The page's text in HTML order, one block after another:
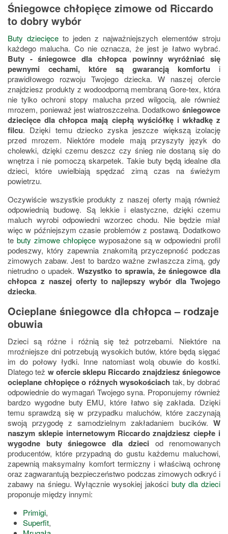
Śniegowce chłopięce zimowe od Riccardo
to dobry wybór
Buty dziecięce to jeden z najważniejszych elementów stroju
każdego malucha. Co nie oznacza, że jest je łatwo wybrać.
Buty - śniegowce dla chłopca powinny wyróżniać się
pewnymi cechami, które są gwarancją komfortu i
prawidłowego rozwoju Twojego dziecka. W naszej ofercie
znajdziesz produkty z wodoodporną membraną Gore-tex, która
nie tylko ochroni stopy malucha przed wilgocią, ale również
mrozem, ponieważ jest wiatroszczelna. Dodatkowo śniegowce
dziecięce dla chłopca mają ciepłą wyściółkę i wkładkę z
filcu. Dzięki temu dziecko zyska jeszcze większą izolację
przed mrozem. Niektóre modele mają przyszyty język do
cholewki, dzięki czemu deszcz czy śnieg nie dostaną się do
wnętrza i nie pomoczą skarpetek. Takie buty będą idealne dla
dzieci, które uwielbiają spędzać zimą czas na świeżym
powietrzu.
Oczywiście wszystkie produkty z naszej oferty mają również
odpowiednią budowę. Są lekkie i elastyczne, dzięki czemu
maluch wyrobi odpowiedni wzorzec chodu. Nie będzie miał
więc w późniejszym czasie problemów z postawą. Dodatkowo
te buty zimowe chłopięce wyposażone są w odpowiedni profil
podeszwy, który zapewnia znakomitą przyczepność podczas
zimowych zabaw. Jest to bardzo ważne zwłaszcza zimą, gdy
nietrudno o upadek. Wszystko to sprawia, że śniegowce dla
chłopca z naszej oferty to najlepszy wybór dla Twojego
dziecka.
Ocieplane śniegowce dla chłopca – rodzaje
obuwia
Dzieci są różne i różnią się też potrzebami. Niektóre na
mroźniejsze dni potrzebują wysokich butów, które będą sięgać
im do połowy łydki. Inne natomiast wolą obuwie do kostki.
Dlatego też w ofercie sklepu Riccardo znajdziesz śniegowce
ocieplane chłopięce o różnych wysokościach tak, by dobrać
odpowiednie do wymagań Twojego syna. Proponujemy również
bardzo wygodne buty EMU, które łatwo się zakłada. Dzięki
temu sprawdzą się w przypadku maluchów, które zaczynają
swoją przygodę z samodzielnym zakładaniem bucików. W
naszym sklepie internetowym Riccardo znajdziesz ciepłe i
wygodne buty śniegowce dla dzieci od renomowanych
producentów, które przypadną do gustu każdemu maluchowi,
zapewnią maksymalny komfort termiczny i właściwą ochronę
oraz zagwarantują bezpieczeństwo podczas zimowych odkryć i
zabawy na śniegu. Wyłącznie wysokiej jakości buty dla dzieci
proponuje między innymi:
Primigi,
Superfit,